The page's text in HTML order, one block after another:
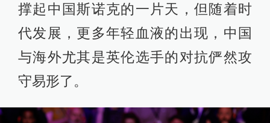
撑起中国斯诺克的一片天，但随着时
代发展，更多年轻血液的出现，中国
与海外尤其是英伦选手的对抗俨然攻
守易形了。